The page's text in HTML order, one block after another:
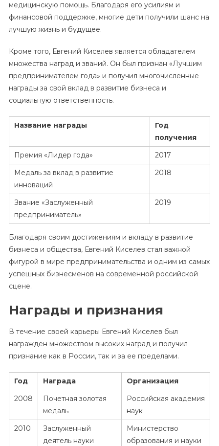
медицинскую помощь. Благодаря его усилиям и
финансовой поддержке, многие дети получили шанс на
лучшую жизнь и будущее.
Кроме того, Евгений Киселев является обладателем
множества наград и званий. Он был признан «Лучшим
предпринимателем года» и получил многочисленные
награды за свой вклад в развитие бизнеса и
социальную ответственность.
Название награды
Год
получения
Премия «Лидер года»
2017
Медаль за вклад в развитие
инноваций
2018
Звание «Заслуженный
предприниматель»
2019
Благодаря своим достижениям и вкладу в развитие
бизнеса и общества, Евгений Киселев стал важной
фигурой в мире предпринимательства и одним из самых
успешных бизнесменов на современной российской
сцене.
Награды и признания
В течение своей карьеры Евгений Киселев был
награжден множеством высоких наград и получил
признание как в России, так и за ее пределами.
Год Награда
Организация
2008
Почетная золотая
медаль
Российская академия
наук
2010
Заслуженный
деятель науки
Министерство
образования и науки